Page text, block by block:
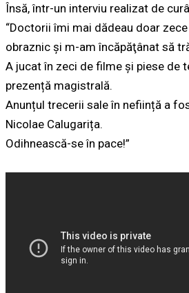
Însă, într-un interviu realizat de
“Doctorii îmi mai dădeau doar
obraznic şi m-am încăpăţânat să
A jucat în zeci de filme și piese de
prezență magistrală.
Anunțul trecerii sale în neființă a
Nicolae Calugarița.
Odihnească-se în pace!”